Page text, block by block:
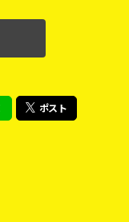
ポスト